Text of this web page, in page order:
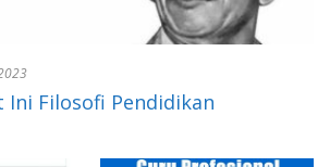
Ini Filosofi Pendidikan